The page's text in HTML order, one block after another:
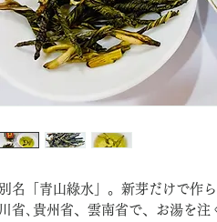
別名「青山綠水」。新芽だけで作
川省､貴州省、雲南省で、お湯を注